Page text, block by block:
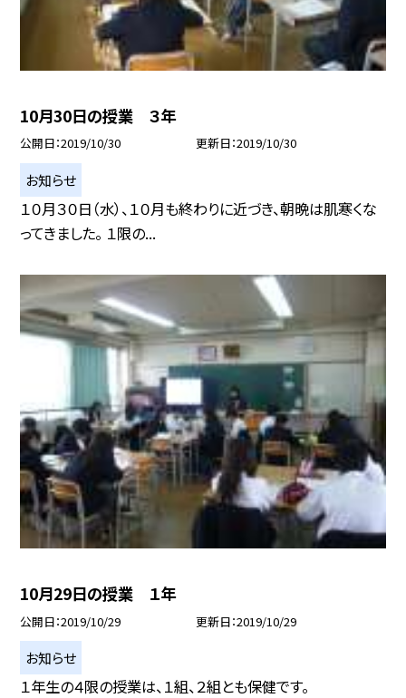
10月30日の授業 ３年
公開日 2019/10/30 更新日 2019/10/30
お知らせ
１０月３０日（水）、１０月も終わりに近づき、朝晩は肌寒くな
ってきました。 １限の...
10月29日の授業 １年
公開日 2019/10/29 更新日 2019/10/29
お知らせ
１年生の４限の授業は、１組、２組とも保健です。